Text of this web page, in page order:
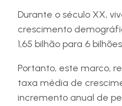
Durante o século XX,
crescimento
1,65 bilhão para 6
Portanto, este marco,
taxa média de
incremento anual de